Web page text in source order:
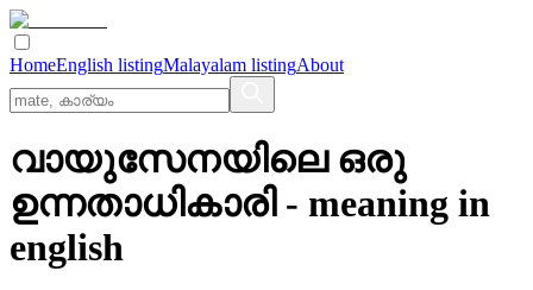
HomeEnglish listingMalayalam listingAbout
വായുസേനയിലെ ഒരു
ഉന്നതാധികാരി- meaning in
english